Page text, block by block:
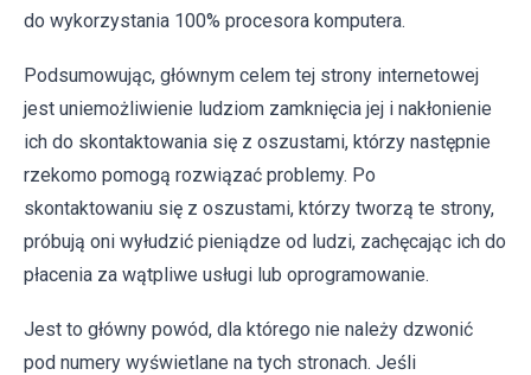
do wykorzystania 100% procesora komputera.
Podsumowując, głównym celem tej strony internetowej
jest uniemożliwienie ludziom zamknięcia jej i nakłonienie
ich do skontaktowania się z oszustami, którzy następnie
rzekomo pomogą rozwiązać problemy. Po
skontaktowaniu się z oszustami, którzy tworzą te strony,
próbują oni wyłudzić pieniądze od ludzi, zachęcając ich do
płacenia za wątpliwe usługi lub oprogramowanie.
Jest to główny powód, dla którego nie należy dzwonić
pod numery wyświetlane na tych stronach. Jeśli